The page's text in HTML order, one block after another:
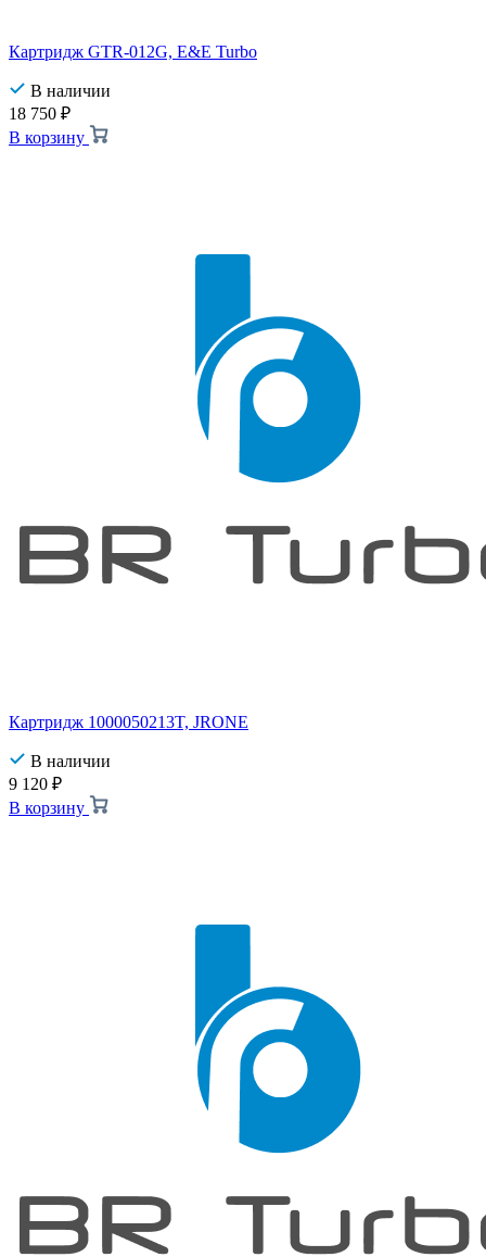
Картридж GTR-012G, E&E Turbo
В наличии
18 750 ₽
В корзину
Картридж 1000050213T, JRONE
В наличии
9 120 ₽
В корзину